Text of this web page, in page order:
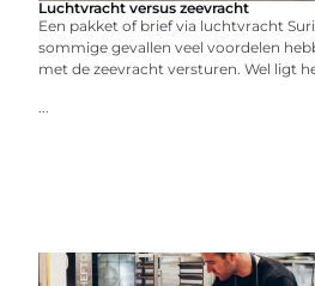
Luchtvracht versus zeevracht
Een pakket of brief via luchtvracht
sommige gevallen veel voordelen
met de zeevracht versturen. Wel ligt
...